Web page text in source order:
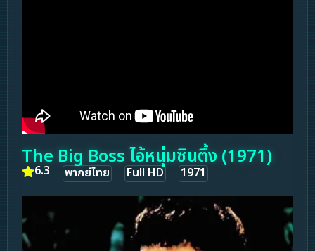
The Big Boss ไอ้หนุ่มซินตึ้ง (1971)
6.3 พากย์ไทย Full HD 1971